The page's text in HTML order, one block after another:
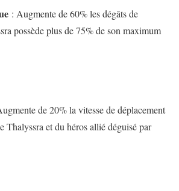
: Augmente de 60% les dégâts de
possède plus de 75% de son maximum
de 20% la vitesse de déplacement
Thalyssra et du héros allié déguisé par